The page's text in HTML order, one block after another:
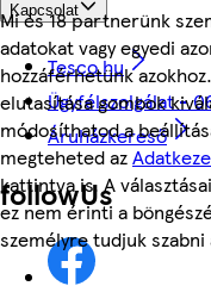
Mi és 18 partnerünk
adatokat vagy egyedi
hozzáférhetünk
elutasítása gombok
módosíthatod a
megteheted az
kattintva is. A
ez nem érinti a
személyre tudjuk
Kapcsolat
Tesco.hu
Ügyfélszolgálat -
Áruházkereső
followUs